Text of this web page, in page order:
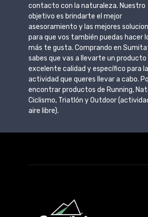
contacto con la naturaleza. Nuestro
objetivo es brindarte el mejor
asesoramiento y las mejores
para que vos también puedas hacer
más te gusta. Comprando en
sabes que vas a llevarte un producto
excelente calidad y específico para la
actividad que queres llevar a cabo.
encontrar productos de Running,
Ciclismo, Triatlón y Outdoor
aire libre).